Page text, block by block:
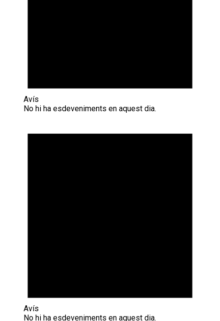
Avís
No hi ha esdeveniments en aquest dia.
Avís
No hi ha esdeveniments en aquest dia.